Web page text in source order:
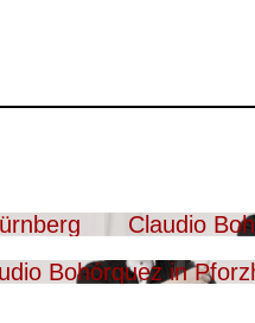
Claudio
Bohórquez in